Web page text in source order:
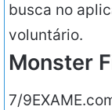
busca no
voluntário.
Monster
7/9